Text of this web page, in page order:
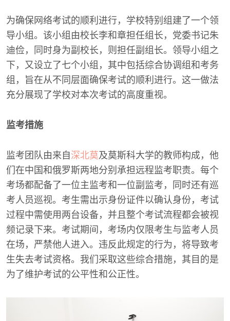
为确保网络考试的顺利进行，学校特别组建了一个领
导小组。该小组由校长李和章担任组长，党委书记朱
迪俭，同时身为副校长，则担任副组长。领导小组之
下，又设立了七个小组，其中包括综合协调组和考务
组，旨在从不同层面确保考试的顺利进行。这一做法
充分展现了学校对本次考试的高度重视。
监考措施
监考团队由来自 深北莫及莫斯科大学的教师构成，他
们在中国和俄罗斯两地分别承担远程监考职责。每个
考场都配备了一位主监考和一位副监考，同时还有巡
考人员巡视。考生需出示身份证件以确认身份，考试
过程中需使用两台设备，并且整个考试流程都会被视
频记录下来。考试期间，考场内仅限考生与监考人员
在场，严禁他人进入。违反此规定的行为，将导致考
生失去考试资格。我们采取这些综合措施，其目的是
为了维护考试的公平性和公正性。